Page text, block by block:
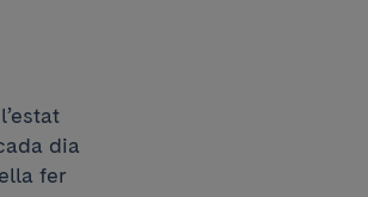
dia
fer